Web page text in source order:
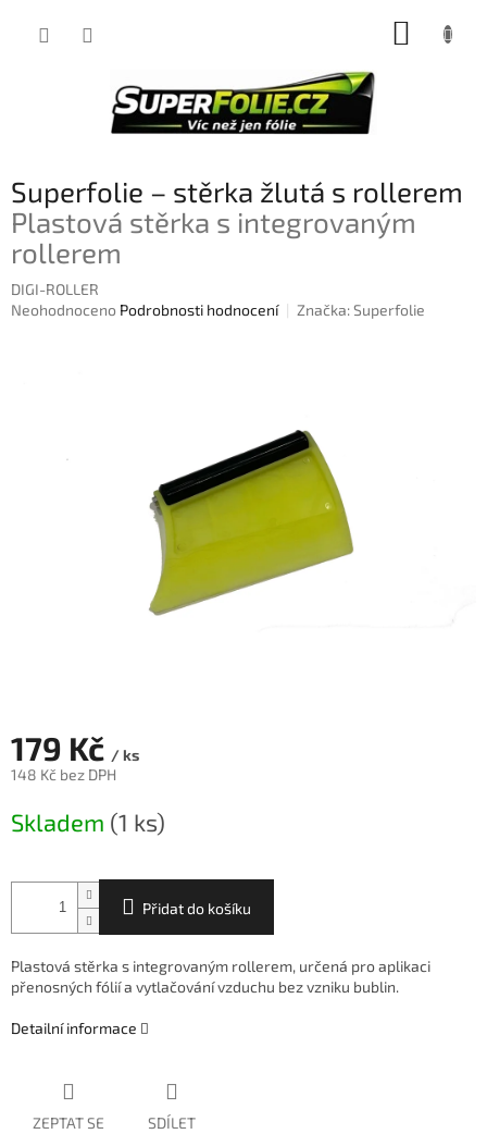
Superfolie – stěrka žlutá s rollerem
Plastová stěrka s integrovaným
rollerem
DIGI-ROLLER
Průměrné
Neohodnoceno Podrobnosti hodnocení Značka:Superfolie
179 Kč / ks
148 Kč bez DPH
cena:
Skladem (1 ks)
Přidat do košíku
Plastová stěrka s integrovaným rollerem, určená pro aplikaci
přenosných fólií a vytlačování vzduchu bez vzniku bublin.
Detailní informace
ZEPTAT SE SDÍLET